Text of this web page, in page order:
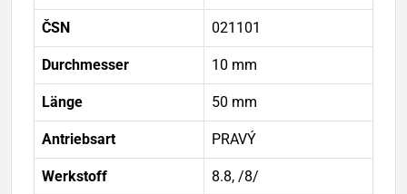
ČSN 021101
Durchmesser 10 mm
Länge 50 mm
Antriebsart PRAVÝ
Werkstoff 8.8, /8/